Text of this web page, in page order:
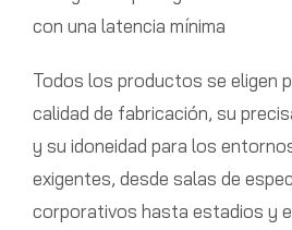
con una latencia mínima
Todos los productos se eligen
calidad de fabricación, su
y su idoneidad para los
exigentes, desde salas de
corporativos hasta estadios y